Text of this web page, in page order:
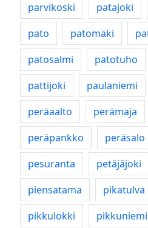
parvikoski patajoki
pato
patomäki
patosalmi
patotuho
pattijoki
paulaniemi
peräaalto
perämaja
peräpankko
peräsalo
pesuranta
petäjäjoki
piensatama
pikatulva
pikkulokki
pikkuniemi